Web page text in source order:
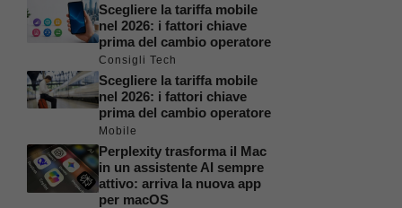
Scegliere la tariffa mobile
nel 2026: i fattori chiave
prima del cambio operatore
Consigli Tech
Scegliere la tariffa mobile
nel 2026: i fattori chiave
prima del cambio operatore
Mobile
Perplexity trasforma il Mac
in un assistente AI sempre
attivo: arriva la nuova app
per macOS